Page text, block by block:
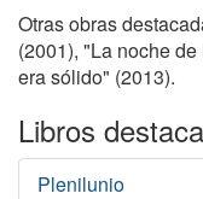
Otras obras
(2001), "La noche
era sólido" (2013).
Libros
Plenilunio